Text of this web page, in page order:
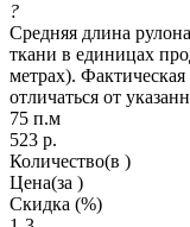
?
Средняя длина
ткани в единицах
метрах).
отличаться от
75 п.м
523 р.
Количество(в )
Цена(за )
Скидка (%)